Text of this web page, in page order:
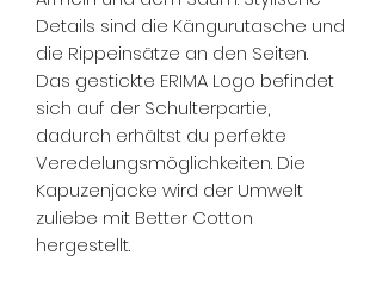
Details sind die Kängurutasche und
die Rippeinsätze an den Seiten.
Das gestickte ERIMA Logo befindet
sich auf der Schulterpartie,
dadurch erhältst du perfekte
Veredelungsmöglichkeiten. Die
Kapuzenjacke wird der Umwelt
zuliebe mit Better Cotton
hergestellt.